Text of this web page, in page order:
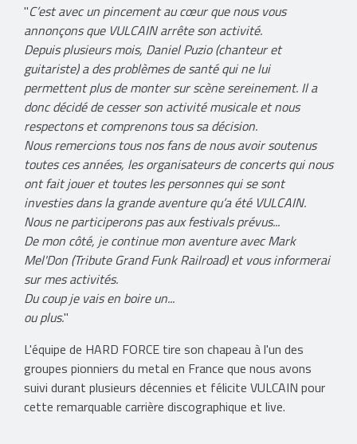
"C’est avec un pincement au cœur que nous vous
annonçons que VULCAIN arrête son activité.
Depuis plusieurs mois, Daniel Puzio (chanteur et
guitariste) a des problèmes de santé qui ne lui
permettent plus de monter sur scène sereinement. Il a
donc décidé de cesser son activité musicale et nous
respectons et comprenons tous sa décision.
Nous remercions tous nos fans de nous avoir soutenus
toutes ces années, les organisateurs de concerts qui nous
ont fait jouer et toutes les personnes qui se sont
investies dans la grande aventure qu’a été VULCAIN.
Nous ne participerons pas aux festivals prévus...
De mon côté, je continue mon aventure avec Mark
Mel'Don (Tribute Grand Funk Railroad) et vous informerai
sur mes activités.
Du coup je vais en boire un...
ou plus."
L'équipe de HARD FORCE tire son chapeau à l'un des
groupes pionniers du metal en France que nous avons
suivi durant plusieurs décennies et félicite VULCAIN pour
cette remarquable carrière discographique et live.